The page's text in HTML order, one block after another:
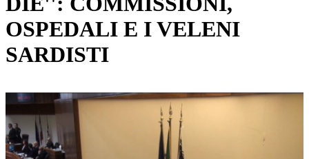
OSPEDALI E I VELENI
SARDISTI